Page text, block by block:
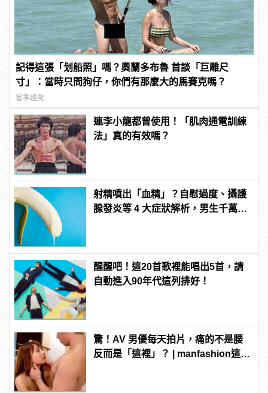
記得這張「划船照」嗎？奧蘭多布魯 首談「巨雕尺
寸」：當時只問狗仔，你們有那麼大的馬賽克嗎？
當季趨勢
連李小龍都曾使用！「肌肉通電訓練
法」真的有效嗎？
射精噴出「血精」？自慰過度、攝護
腺發炎等 4 大症狀解析，男生千萬要
醒醒吧！這20首歌裡能唱出5首，請
自動進入90年代這列排好！
驚！AV 男優每天拍片，痛的不是腰
反而是「這裡」？ | manfashion這樣